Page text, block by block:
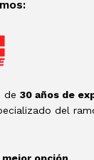
de 30 años de
del